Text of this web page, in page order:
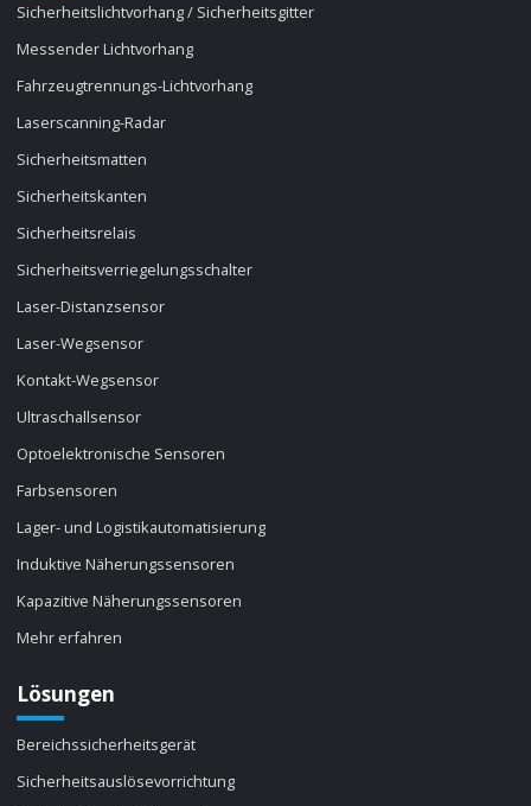
Sicherheitslichtvorhang / Sicherheitsgitter
Messender Lichtvorhang
Fahrzeugtrennungs-Lichtvorhang
Laserscanning-Radar
Sicherheitsmatten
Sicherheitskanten
Sicherheitsrelais
Sicherheitsverriegelungsschalter
Laser-Distanzsensor
Laser-Wegsensor
Kontakt-Wegsensor
Ultraschallsensor
Optoelektronische Sensoren
Farbsensoren
Lager- und Logistikautomatisierung
Induktive Näherungssensoren
Kapazitive Näherungssensoren
Mehr erfahren
Lösungen
Bereichssicherheitsgerät
Sicherheitsauslösevorrichtung